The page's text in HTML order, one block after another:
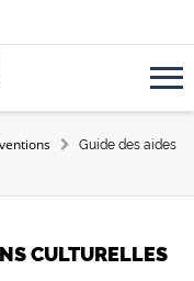
des Deux-Sèvres
Guide des aides
CULTURELLES